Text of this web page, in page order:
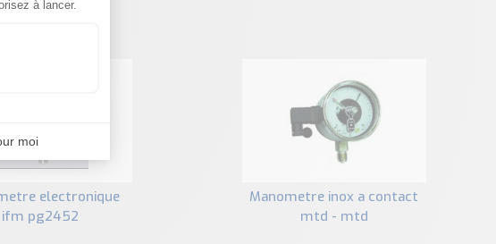
ifm pg2452
manometre inox a contact
mtd - mtd